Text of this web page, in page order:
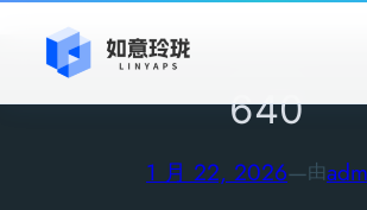
640
1 月 22, 2026—由